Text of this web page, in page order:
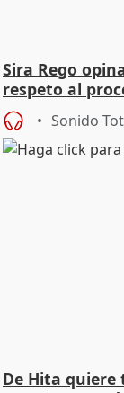
Sira Rego
respeto al
Sonido
De Hita quiere